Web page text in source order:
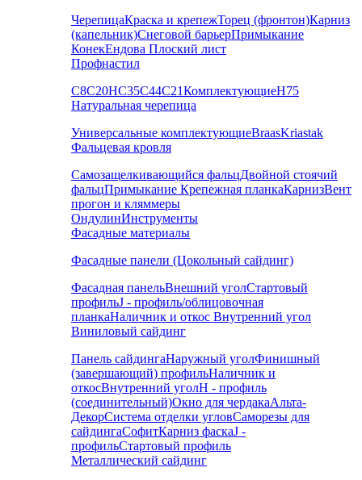
ЧерепицаКраска и крепежТорец (фронтон)Карниз
(капельник)Снеговой барьерПримыкание
КонекЕндова Плоский лист
Профнастил
С8С20НС35С44С21КомплектующиеН75
Натуральная черепица
Универсальные комплектующиеBraasKriastak
Фальцевая кровля
Самозащелкивающийся фальцДвойной стоячий
фальцПримыкание Крепежная планкаКарнизВент
прогон и кляммеры
ОндулинИнструменты
Фасадные материалы
Фасадные панели (Цокольный сайдинг)
Фасадная панельВнешний уголСтартовый
профильJ - профиль/облицовочная
планкаНаличник и откос Внутренний угол
Виниловый сайдинг
Панель сайдингаНаружный уголФинишный
(завершающий) профильНаличник и
откосВнутренний уголH - профиль
(соединительный)Окно для чердакаАльта-
ДекорСистема отделки угловСаморезы для
сайдингаСофитКарниз фаскаJ -
профильСтартовый профиль
Металлический сайдинг